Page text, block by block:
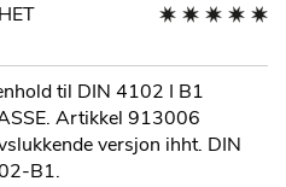
til DIN 4102 I B1
Artikkel 913006
versjon ihht. DIN
B1.